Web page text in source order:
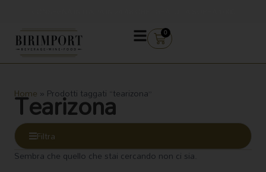
contenuto 0
CARRELLO
Home » Prodotti taggati “tearizona”
Tearizona
Filtra
Sembra che quello che stai cercando non ci sia.